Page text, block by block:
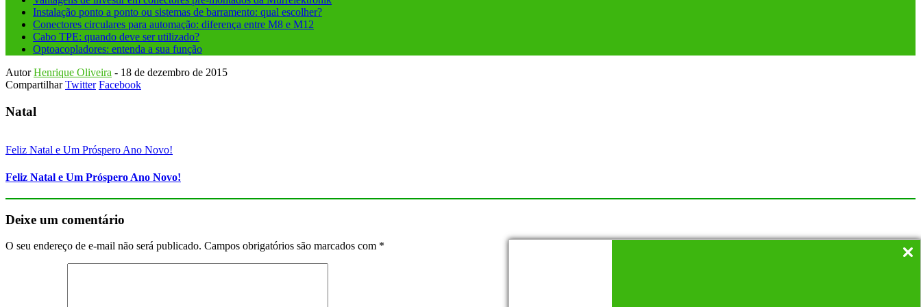
Instalação ponto a ponto ou sistemas de barramento: qual escolher?
Conectores circulares para automação: diferença entre M8 e M12
Cabo TPE: quando deve ser utilizado?
Optoacopladores: entenda a sua função
AutorHenrique Oliveira - 18 de dezembro de 2015
Compartilhar Twitter Facebook
Natal
Feliz Natal e Um Próspero Ano Novo!
Feliz Natal e Um Próspero Ano Novo!
Deixe um comentário
O seu endereço de e-mail não será publicado. Campos obrigatórios são marcados com *